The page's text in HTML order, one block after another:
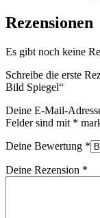
Rezensionen
Es gibt noch keine
Schreibe die erste
Bild Spiegel“
Deine E-Mail-
Felder sind mit *
Deine Bewertung *
Deine Rezension *